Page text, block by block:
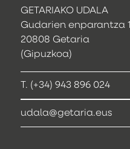
GETARIAKO UDALA
Gudarien enparantza 1
20808 Getaria
(Gipuzkoa)
T. (+34) 943 896 024
udala@getaria.eus